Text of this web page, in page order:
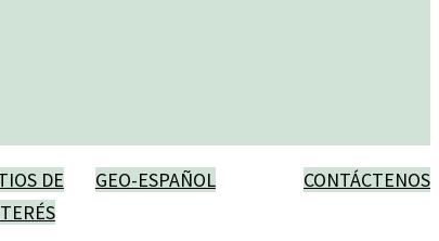
DE
GEO-ESPAÑOL CONTÁCTENOS